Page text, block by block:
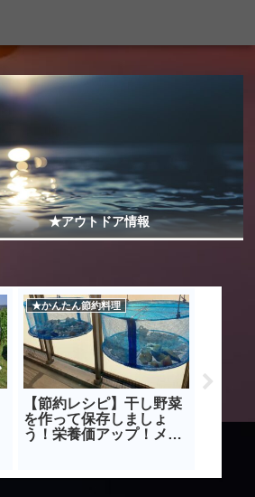
★アウトドア情報
★かんたん節約料理
【節約レシピ】干し野菜
を作って保存しましょ
う！栄養価アップ！メリ
スタ